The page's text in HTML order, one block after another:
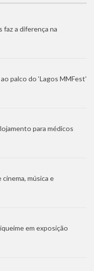
faz a diferença na
palco do ‘Lagos MMFest’
para médicos
música e
em exposição